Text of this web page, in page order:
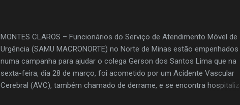
MONTES CLAROS – Funcionários do Serviço de Atendimento Móvel de
Urgência (SAMU MACRONORTE) no Norte de Minas estão empenhados
numa campanha para ajudar o colega Gerson dos Santos Lima que na
sexta-feira, dia 28 de março, foi acometido por um Acidente Vascular
Cerebral (AVC), também chamado de derrame, e se encontra